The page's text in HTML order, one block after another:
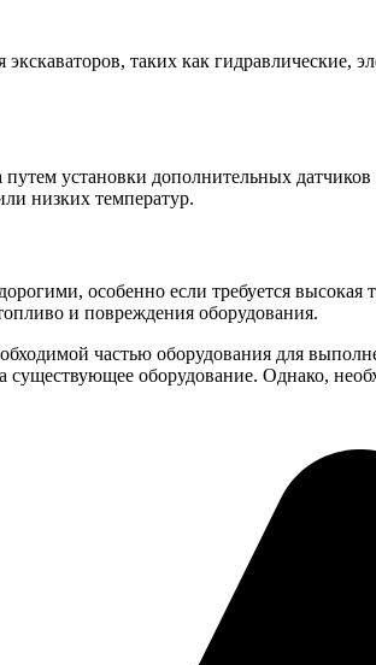
экскаваторов, таких как
установки дополнительных
низких температур.
особенно если требуется
и повреждения оборудования.
частью оборудования для
существующее оборудование. Однако,